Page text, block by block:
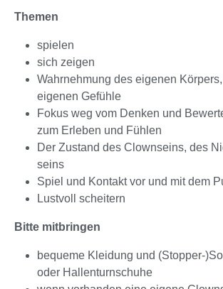
Themen
spielen
sich zeigen
Wahrnehmung des eigenen
eigenen Gefühle
Fokus weg vom Denken und
zum Erleben und Fühlen
Der Zustand des Clownseins, des
seins
Spiel und Kontakt vor und mit dem
Lustvoll scheitern
Bitte mitbringen
bequeme Kleidung und (Stopper-
oder Hallenturnschuhe